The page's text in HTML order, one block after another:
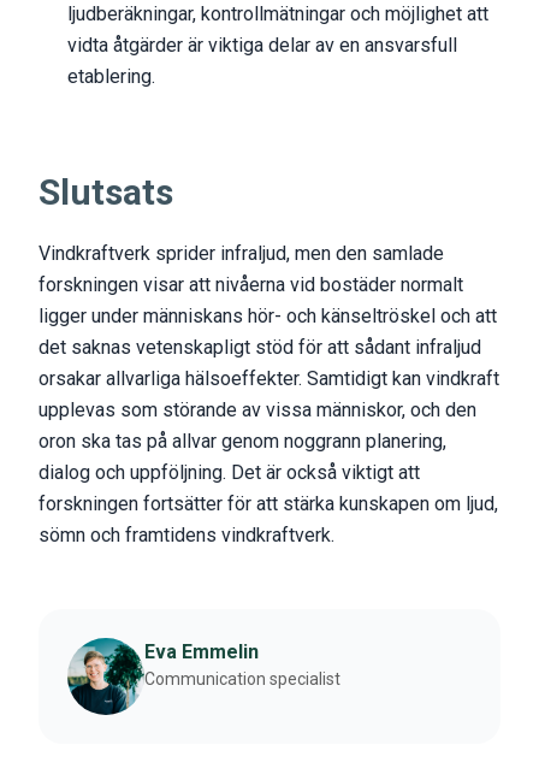
ljudberäkningar, kontrollmätningar och möjlighet att
vidta åtgärder är viktiga delar av en ansvarsfull
etablering.
Slutsats
Vindkraftverk sprider infraljud, men den samlade
forskningen visar att nivåerna vid bostäder normalt
ligger under människans hör- och känseltröskel och att
det saknas vetenskapligt stöd för att sådant infraljud
orsakar allvarliga hälsoeffekter. Samtidigt kan vindkraft
upplevas som störande av vissa människor, och den
oron ska tas på allvar genom noggrann planering,
dialog och uppföljning. Det är också viktigt att
forskningen fortsätter för att stärka kunskapen om ljud,
sömn och framtidens vindkraftverk.
Eva Emmelin
Communication specialist